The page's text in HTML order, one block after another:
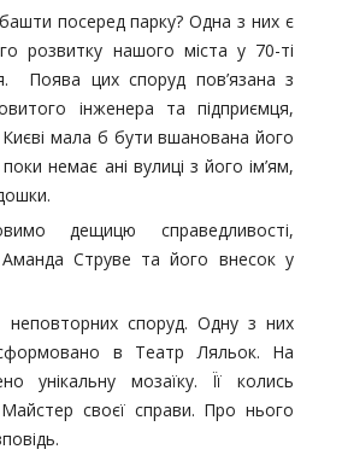
башти посеред парку? Одна з них є
розвитку нашого міста у 70-ті
Поява цих споруд пов’язана з
інженера та підприємця,
мала б бути вшанована його
немає ані вулиці з його ім’ям,
дещицю справедливості,
Струве та його внесок у
неповторних споруд. Одну з них
в Театр Ляльок. На
унікальну мозаїку. Її колись
своєї справи. Про нього